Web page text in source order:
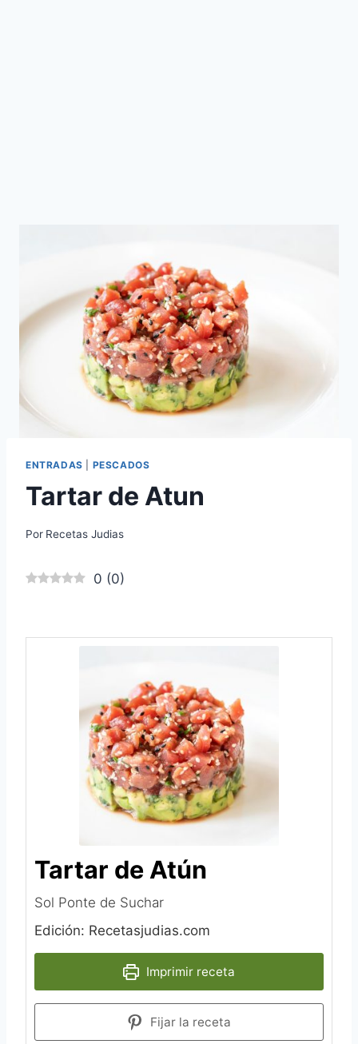
ENTRADAS PESCADOS
Tartar de Atun
Por Recetas Judias
0 (0)
Tartar de Atún
Sol Ponte de Suchar
Edición: Recetasjudias.com
Imprimir receta
Fijar la receta